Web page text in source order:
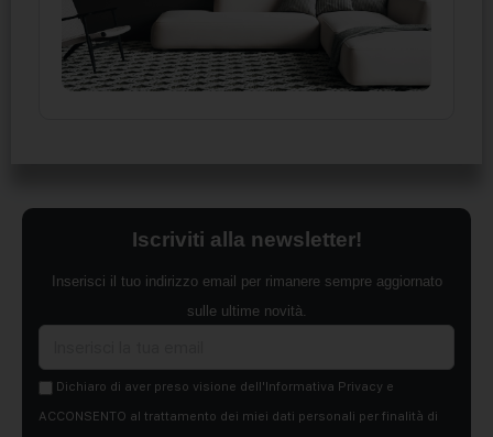
Iscriviti alla newsletter!
Inserisci il tuo indirizzo email per rimanere sempre aggiornato
sulle ultime novità.
Dichiaro di aver preso visione dell'Informativa Privacy e
ACCONSENTO al trattamento dei miei dati personali per finalità di